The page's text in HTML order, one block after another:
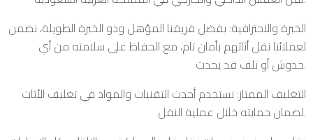
الخبرة والاحترافية: بفضل فريقنا المؤهل وذو الخبرة الطويلة، نضمن
لعملائنا نقل أثاثهم بأمان تام، مع الحفاظ على سلامته من أي
خدوش أو تلف قد يحدث.
التغليف الممتاز: نستخدم أحدث التقنيات والمواد في تغليف الأثاث
لضمان حمايته خلال عملية النقل.